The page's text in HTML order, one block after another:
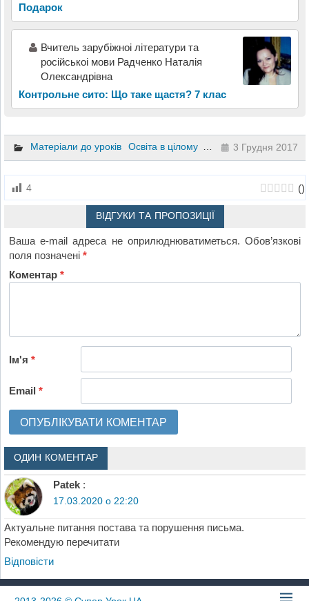
Подарок
Вчитель зарубiжноi лiтератури та
росiйськоi мови Радченко Наталiя
Олександрiвна
Контрольне сито: Що таке щастя? 7 клас
Матеріали до уроків Освіта в цілому Інший Логопедія 1
3 Грудня 2017
4 ()
ВІДГУКИ ТА ПРОПОЗИЦІЇ
Ваша e-mail адреса не оприлюднюватиметься. Обов’язкові
поля позначені*
Коментар*
Ім'я*
Email*
ОДИН КОМЕНТАР
Patek :
17.03.2020 о 22:20
Актуальне питання постава та порушення письма.
Рекомендую перечитати
Відповіcти